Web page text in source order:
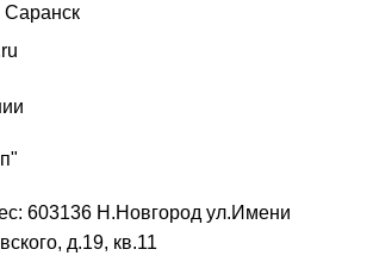
Саранск
603136 Н.Новгород ул.Имени
д.19, кв.11